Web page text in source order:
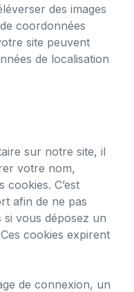
des images
coordonnées
site peuvent
de localisation
sur notre site, il
votre nom,
cookies. C’est
afin de ne pas
vous déposez un
cookies expirent
de connexion, un